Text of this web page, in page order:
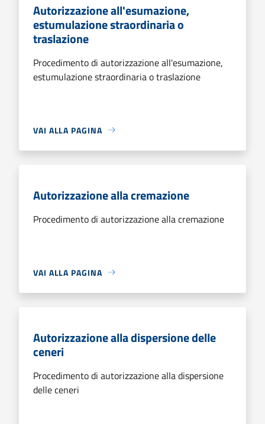
Autorizzazione all'esumazione,
estumulazione straordinaria o
traslazione
Procedimento di autorizzazione all'esumazione,
estumulazione straordinaria o traslazione
VAI ALLA PAGINA
Autorizzazione alla cremazione
Procedimento di autorizzazione alla cremazione
VAI ALLA PAGINA
Autorizzazione alla dispersione delle
ceneri
Procedimento di autorizzazione alla dispersione
delle ceneri